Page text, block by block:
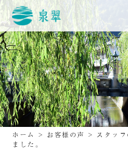
ホーム > お客様の声 > スタッ
ました。